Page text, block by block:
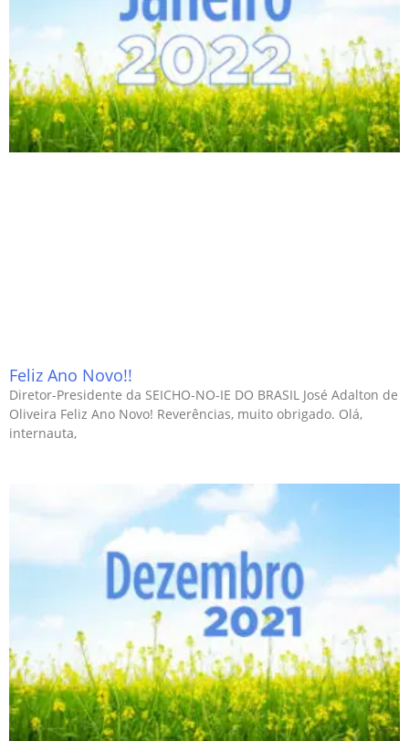
Feliz Ano Novo!!
Diretor-Presidente da SEICHO-NO-IE DO BRASIL José Adalton de
Oliveira Feliz Ano Novo! Reverências, muito obrigado. Olá,
internauta,